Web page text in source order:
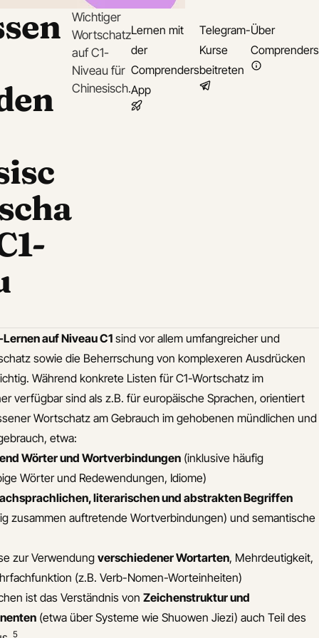
Wichtiger
Wortschatz
auf C1-
Niveau für
Chinesisch.
Lernen mit
der
Comprenders
App
Telegram-
Kurse
beitreten
Über
Comprenders
auf Niveau C1 sind vor allem umfangreicher und
sowie die Beherrschung von komplexeren Ausdrücken
Während konkrete Listen für C1-Wortschatz im
verfügbar sind als z.B. für europäische Sprachen, orientiert
Wortschatz am Gebrauch im gehobenen mündlichen und
etwa:
Wörter und Wortverbindungen (inklusive häufig
Wörter und Redewendungen, Idiome)
literarischen und abstrakten Begriffen
zusammen auftretende Wortverbindungen) und semantische
zur Verwendung verschiedener Wortarten, Mehrdeutigkeit,
(z.B. Verb-Nomen-Worteinheiten)
ist das Verständnis von Zeichenstruktur und
(etwa über Systeme wie Shuowen Jiezi) auch Teil des
5